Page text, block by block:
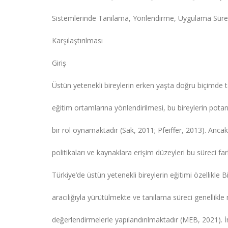
Sistemlerinde Tanılama, Yönlendirme, Uygulama
Karşılaştırılması
Giriş
Üstün yetenekli bireylerin erken yaşta doğru biçimde
eğitim ortamlarına yönlendirilmesi, bu bireylerin
bir rol oynamaktadır (Sak, 2011; Pfeiffer, 2013).
politikaları ve kaynaklara erişim düzeyleri bu süreci
Türkiye’de üstün yetenekli bireylerin eğitimi özellikle
aracılığıyla yürütülmekte ve tanılama süreci
değerlendirmelerle yapılandırılmaktadır (MEB,